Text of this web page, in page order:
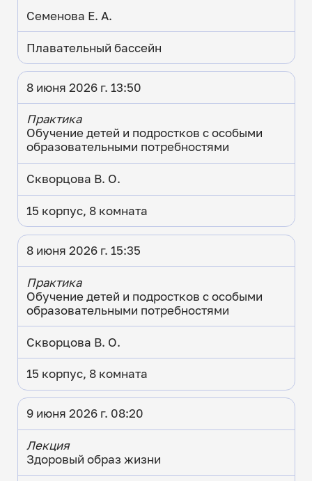
Семенова Е. А.
Плавательный бассейн
8 июня 2026 г. 13:50
Практика
Обучение детей и подростков с особыми
образовательными потребностями
Скворцова В. О.
15 корпус, 8 комната
8 июня 2026 г. 15:35
Практика
Обучение детей и подростков с особыми
образовательными потребностями
Скворцова В. О.
15 корпус, 8 комната
9 июня 2026 г. 08:20
Лекция
Здоровый образ жизни